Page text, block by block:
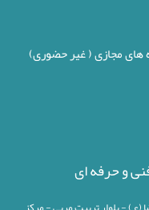
دوره های مجازی ( غیر حضوری)
و حرفه ای